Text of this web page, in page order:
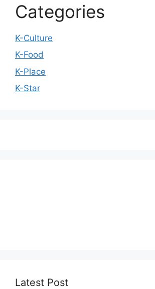
Categories
K-Culture
K-Food
K-Place
K-Star
Latest Post